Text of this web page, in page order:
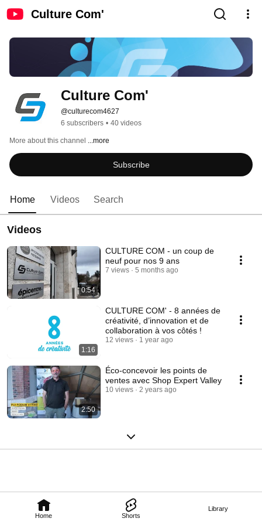
Culture Com'
Home Shorts
Library
Culture Com'
@culturecom4627
6 subscribers • 40 videos
More about this channel ...more
Subscribe
Home Videos Search
Videos
0:54
CULTURE COM - un coup de
neuf pour nos 9 ans
7 views 5 months ago
1:16
CULTURE COM' - 8 années de
créativité, d’innovation et de
collaboration à vos côtés !
12 views 1 year ago
2:50
Éco-concevoir les points de
ventes avec Shop Expert Valley
10 views 2 years ago